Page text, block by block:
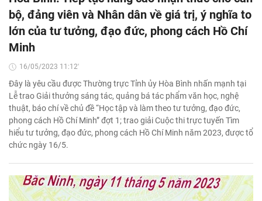
bộ, đảng viên và Nhân dân về giá trị, ý nghĩa to
lớn của tư tưởng, đạo đức, phong cách Hồ Chí
Minh
16/05/2023 11:12'
Đây là yêu cầu được Thường trực Tỉnh ủy Hòa Bình nhấn mạnh tại
Lễ trao Giải thưởng sáng tác, quảng bá tác phẩm văn học, nghệ
thuật, báo chí về chủ đề “Học tập và làm theo tư tưởng, đạo đức,
phong cách Hồ Chí Minh” đợt 1; trao giải Cuộc thi trực tuyến Tìm
hiểu tư tưởng, đạo đức, phong cách Hồ Chí Minh năm 2023, được tổ
chức ngày 16/5.